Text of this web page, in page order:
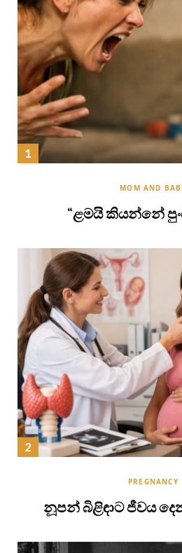
MOM AND
“ළමයි කියන්නේ
PREGNANCY
නූපන් බිළිඳාට ජීවය